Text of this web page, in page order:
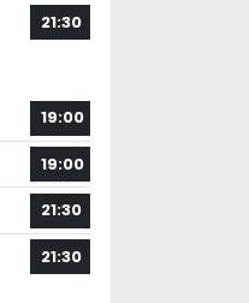
21:30
19:00
19:00
21:30
21:30